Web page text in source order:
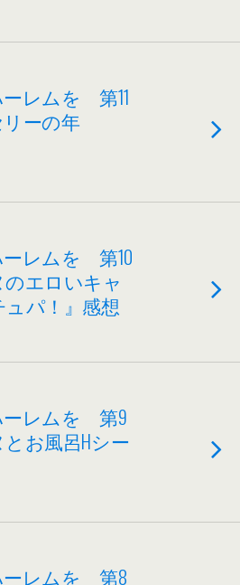
レムを 第11
ーの年
レムを 第10
エロいキャ
パ！』感想
ーレムを 第9
お風呂Hシー
ーレムを 第8